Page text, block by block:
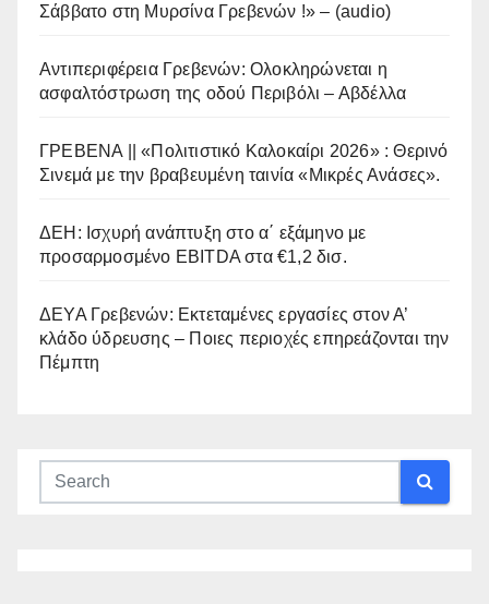
Σάββατο στη Μυρσίνα Γρεβενών !» – (audio)
Αντιπεριφέρεια Γρεβενών: Ολοκληρώνεται η
ασφαλτόστρωση της οδού Περιβόλι – Αβδέλλα
ΓΡΕΒΕΝΑ || «Πολιτιστικό Καλοκαίρι 2026» : Θερινό
Σινεμά με την βραβευμένη ταινία «Μικρές Ανάσες».
ΔΕΗ: Ισχυρή ανάπτυξη στο α΄ εξάμηνο με
προσαρμοσμένο EBITDA στα €1,2 δισ.
ΔΕΥΑ Γρεβενών: Εκτεταμένες εργασίες στον Α’
κλάδο ύδρευσης – Ποιες περιοχές επηρεάζονται την
Πέμπτη